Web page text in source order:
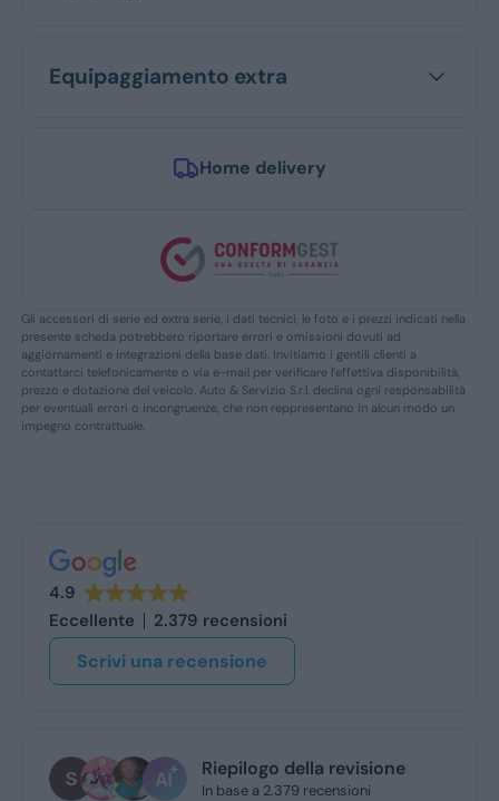
Equipaggiamento extra
Home delivery
Gli accessori di serie ed extra serie, i dati tecnici, le foto e i prezzi indicati nella
presente scheda potrebbero riportare errori e omissioni dovuti ad
aggiornamenti e integrazioni della base dati. Invitiamo i gentili clienti a
contattarci telefonicamente o via e-mail per verificare l’effettiva disponibilità,
prezzo e dotazione del veicolo. Auto & Servizio S.r.l. declina ogni responsabilità
per eventuali errori o incongruenze, che non reppresentano in alcun modo un
impegno contrattuale.
4.9
Eccellente
2.379 recensioni
Scrivi una recensione
Riepilogo della revisione
In base a 2.379 recensioni